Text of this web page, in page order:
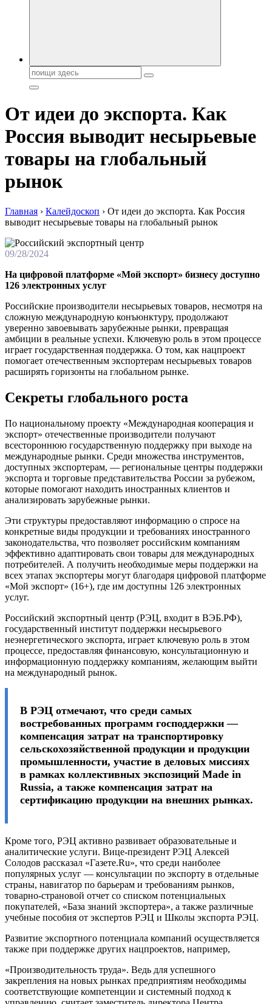
Поиск:
От идеи до экспорта. Как
Россия выводит несырьевые
товары на глобальный
рынок
Главная › Калейдоскоп › От идеи до экспорта. Как Россия
выводит несырьевые товары на глобальный рынок
09/28/2024
На цифровой платформе «Мой экспорт» бизнесу доступно
126 электронных услуг
Российские производители несырьевых товаров, несмотря на
сложную международную конъюнктуру, продолжают
уверенно завоевывать зарубежные рынки, превращая
амбиции в реальные успехи. Ключевую роль в этом процессе
играет государственная поддержка. О том, как нацпроект
помогает отечественным экспортерам несырьевых товаров
расширять горизонты на глобальном рынке.
Секреты глобального роста
По национальному проекту «Международная кооперация и
экспорт» отечественные производители получают
всестороннюю государственную поддержку при выходе на
международные рынки. Среди множества инструментов,
доступных экспортерам, — региональные центры поддержки
экспорта и торговые представительства России за рубежом,
которые помогают находить иностранных клиентов и
анализировать зарубежные рынки.
Эти структуры предоставляют информацию о спросе на
конкретные виды продукции и требованиях иностранного
законодательства, что позволяет российским компаниям
эффективно адаптировать свои товары для международных
потребителей. А получить необходимые меры поддержки на
всех этапах экспортеры могут благодаря цифровой платформе
«Мой экспорт» (16+), где им доступны 126 электронных
услуг.
Российский экспортный центр (РЭЦ, входит в ВЭБ.РФ),
государственный институт поддержки несырьевого
неэнергетического экспорта, играет ключевую роль в этом
процессе, предоставляя финансовую, консультационную и
информационную поддержку компаниям, желающим выйти
на международный рынок.
В РЭЦ отмечают, что среди самых
востребованных программ господдержки —
компенсация затрат на транспортировку
сельскохозяйственной продукции и продукции
промышленности, участие в деловых миссиях
в рамках коллективных экспозиций Made in
Russia, а также компенсация затрат на
сертификацию продукции на внешних рынках.
Кроме того, РЭЦ активно развивает образовательные и
аналитические услуги. Вице-президент РЭЦ Алексей
Солодов рассказал «Газете.Ru», что среди наиболее
популярных услуг — консультации по экспорту в отдельные
страны, навигатор по барьерам и требованиям рынков,
товарно-страновой отчет со списком потенциальных
покупателей, «База знаний экспортера», а также различные
учебные пособия от экспертов РЭЦ и Школы экспорта РЭЦ.
Развитие экспортного потенциала компаний осуществляется
также при поддержке других нацпроектов, например,
«Производительность труда». Ведь для успешного
закрепления на новых рынках предприятиям необходимы
соответствующие компетенции и системный подход к